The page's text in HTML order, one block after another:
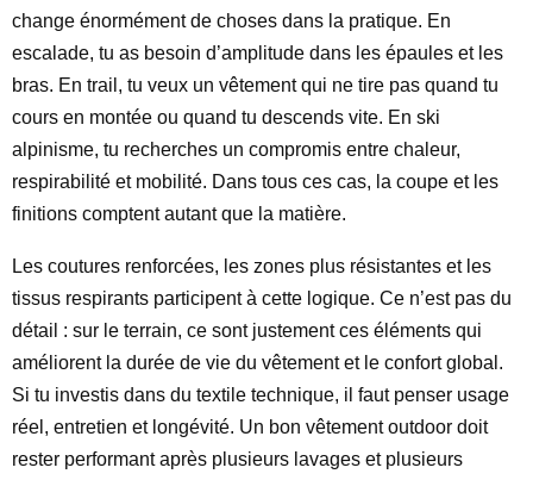
change énormément de choses dans la pratique. En
escalade, tu as besoin d’amplitude dans les épaules et les
bras. En trail, tu veux un vêtement qui ne tire pas quand tu
cours en montée ou quand tu descends vite. En ski
alpinisme, tu recherches un compromis entre chaleur,
respirabilité et mobilité. Dans tous ces cas, la coupe et les
finitions comptent autant que la matière.
Les coutures renforcées, les zones plus résistantes et les
tissus respirants participent à cette logique. Ce n’est pas du
détail : sur le terrain, ce sont justement ces éléments qui
améliorent la durée de vie du vêtement et le confort global.
Si tu investis dans du textile technique, il faut penser usage
réel, entretien et longévité. Un bon vêtement outdoor doit
rester performant après plusieurs lavages et plusieurs